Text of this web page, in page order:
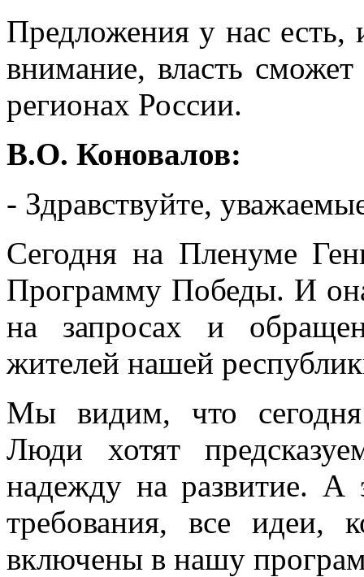
Предложения у нас есть,
внимание, власть
регионах России.
В.О. Коновалов:
- Здравствуйте,
Сегодня на Пленуме
Программу Победы. И
на запросах и
жителей нашей
Мы видим, что сегодня
Люди хотят
надежду на развитие. А
требования, все идеи,
включены в нашу